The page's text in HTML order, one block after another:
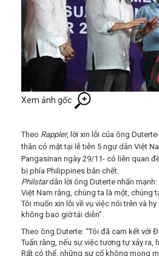
Xem ảnh gốc
Theo Rappler, lời xin lỗi của ông
thân có mặt tại lễ tiễn 5 ngư dân Việt
Pangasinan ngày 29/11- có liên quan
bị phía Philippines bắn chết.
Philstardẫn lời ông Duterte nhấn
Việt Nam rằng, chúng ta là một, chúng
Tôi muốn xin lỗi về vụ việc nói trên và
không bao giờ tái diễn”.
Theo ông Duterte: “Tôi đã cam kết với
Tuấn rằng, nếu sự việc tương tự xảy ra,
Rất có thể, những sự cố không mong